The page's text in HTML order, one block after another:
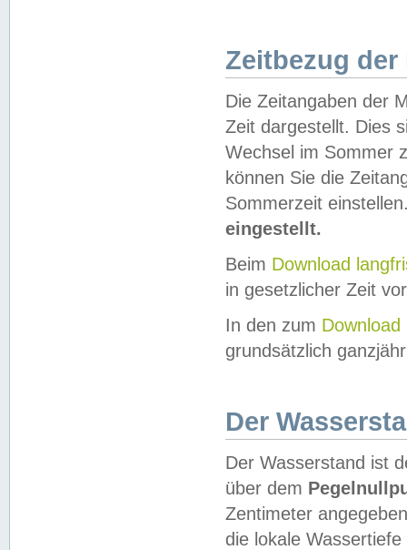
Zeitbezug der
Die Zeitangaben der
Zeit dargestellt. Dies
Wechsel im Sommer
können Sie die
Sommerzeit
eingestellt.
Beim Download
in gesetzlicher Zeit
In den zum Download
grundsätzlich
Der
Der Wasserstand ist
über dem
Zentimeter
die lokale